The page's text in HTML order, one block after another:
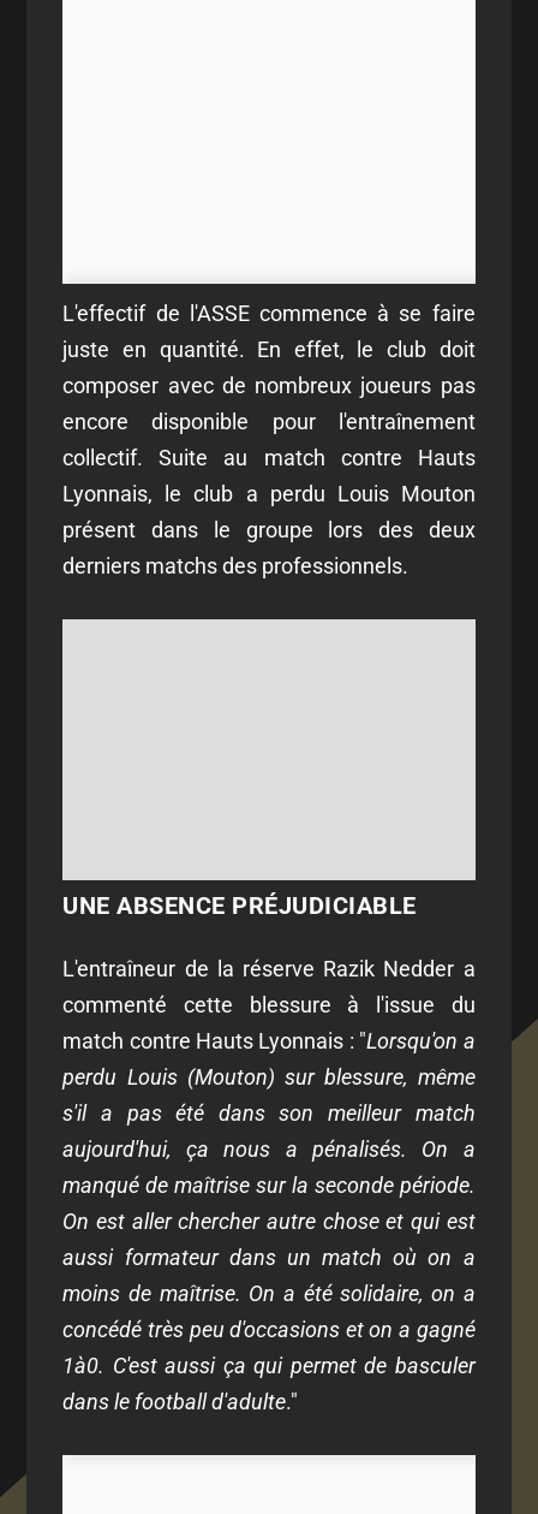
L'effectif de l'ASSE commence à se faire
juste en quantité. En effet, le club doit
composer avec de nombreux joueurs pas
encore disponible pour l'entraînement
collectif. Suite au match contre Hauts
Lyonnais, le club a perdu Louis Mouton
présent dans le groupe lors des deux
derniers matchs des professionnels.
UNE ABSENCE PRÉJUDICIABLE
L'entraîneur de la réserve Razik Nedder a
commenté cette blessure à l'issue du
match contre Hauts Lyonnais : "Lorsqu'on a
perdu Louis (Mouton) sur blessure, même
s'il a pas été dans son meilleur match
aujourd'hui, ça nous a pénalisés. On a
manqué de maîtrise sur la seconde période.
On est aller chercher autre chose et qui est
aussi formateur dans un match où on a
moins de maîtrise. On a été solidaire, on a
concédé très peu d'occasions et on a gagné
1à0. C'est aussi ça qui permet de basculer
dans le football d'adulte."